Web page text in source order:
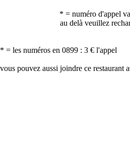
* = numéro d'appel
au delà veuillez
* = les numéros en 0899 : 3 € l'appel
vous pouvez aussi joindre ce restaurant